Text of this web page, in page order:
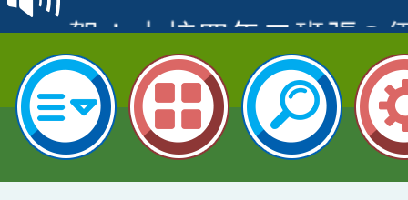
名
倩參加桃園市科展 國
名 指導老師王老師、
賀！本校四年二班張O
園市英語競賽國小朗讀
指導老師林老師
賀！本校參加桃園市中
賽 劉文瑛教師榮獲教
臺灣台語-第二名
賀！本校參與2026世
賀！本校參加桃園市中